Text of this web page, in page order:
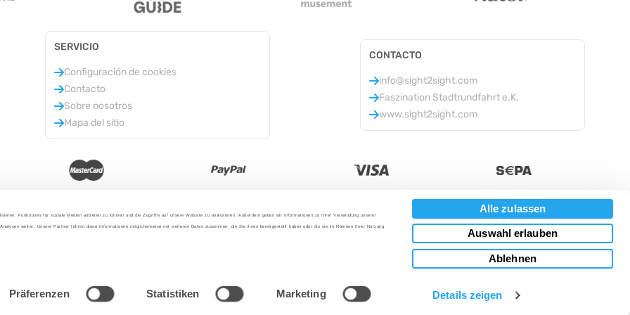
Funktionen für soziale Medien anbieten zu können und die Zugriffe auf unsere Website zu analysieren. Außerdem geben wir Informationen zu Ihrer Verwendung unserer
weiter. Unsere Partner führen diese Informationen möglicherweise mit weiteren Daten zusammen, die Sie ihnen bereitgestellt haben oder die sie im Rahmen Ihrer Nutzung
Präferenzen Statistiken Marketing Details zeigen
Alle zulassen
Auswahl erlauben
Ablehnen
SERVICIO
Configuración de cookies
Contacto
Sobre nosotros
Mapa del sitio
CONTACTO
info@sight2sight.com
Faszination Stadtrundfahrt e.K.
www.sight2sight.com
Moneda: